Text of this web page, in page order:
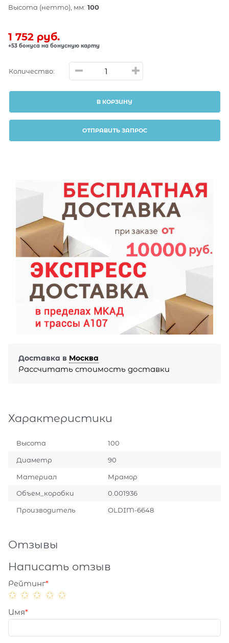
Высота (нетто), мм: 100
1 752 руб.
+53 бонуса на бонусную карту
Количество:
В КОРЗИНУ
ОТПРАВИТЬ ЗАПРОС
Доставка в Москва
Рассчитать стоимость доставки
Характеристики
Высота 100
Диаметр 90
Материал Мрамор
Объем_коробки 0.001936
Производитель OLDIM-6648
Отзывы
Написать отзыв
Рейтинг
Имя